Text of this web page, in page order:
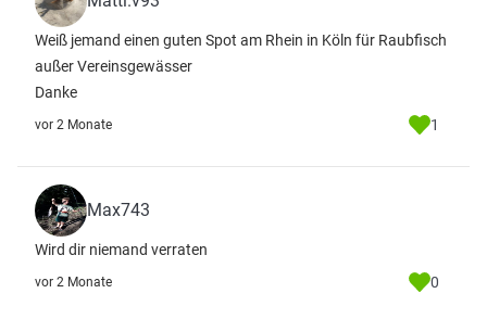
Weiß jemand einen guten Spot am Rhein in Köln für Raubfisch
außer Vereinsgewässer
Danke
vor 2 Monate 1
Max743
Wird dir niemand verraten
vor 2 Monate 0